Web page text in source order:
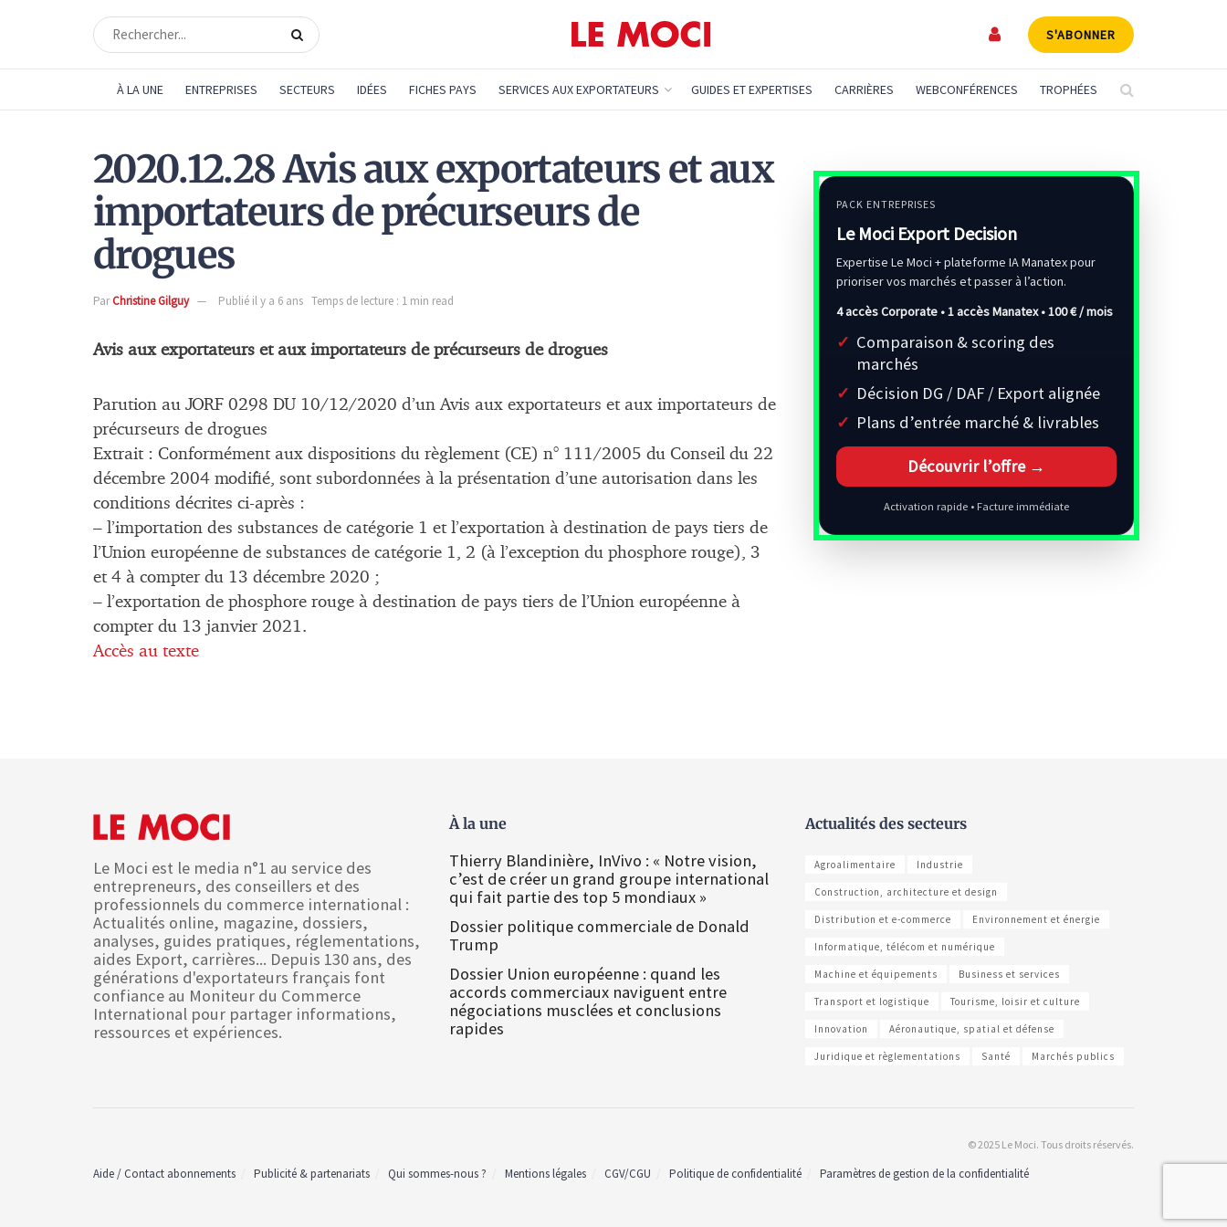
S'ABONNER
À LA UNE ENTREPRISES SECTEURS IDÉES FICHES PAYS SERVICES AUX EXPORTATEURS GUIDES ET EXPERTISES CARRIÈRES WEBCONFÉRENCES TROPHÉES
2020.12.28 Avis aux exportateurs et aux
importateurs de précurseurs de
drogues
ParChristine Gilguy Publié il y a 6 ans Temps de lecture : 1 min read
Avis aux exportateurs et aux importateurs de précurseurs de drogues
Parution au JORF 0298 DU 10/12/2020 d’un Avis aux exportateurs et aux importateurs de
précurseurs de drogues
Extrait : Conformément aux dispositions du règlement (CE) n° 111/2005 du Conseil du 22
décembre 2004 modifié, sont subordonnées à la présentation d’une autorisation dans les
conditions décrites ci-après :
– l’importation des substances de catégorie 1 et l’exportation à destination de pays tiers de
l’Union européenne de substances de catégorie 1, 2 (à l’exception du phosphore rouge), 3
et 4 à compter du 13 décembre 2020 ;
– l’exportation de phosphore rouge à destination de pays tiers de l’Union européenne à
compter du 13 janvier 2021.
Accès au texte
PACK ENTREPRISES
Le Moci Export Decision
Expertise Le Moci + plateforme IA Manatex pour
prioriser vos marchés et passer à l’action.
4 accès Corporate • 1 accès Manatex •100 € / mois
Comparaison & scoring des
marchés
Décision DG / DAF / Export alignée
Plans d’entrée marché & livrables
Découvrir l’offre →
Activation rapide • Facture immédiate
Le Moci est le media n°1 au service des
entrepreneurs, des conseillers et des
professionnels du commerce international :
Actualités online, magazine, dossiers,
analyses, guides pratiques, réglementations,
aides Export, carrières... Depuis 130 ans, des
générations d'exportateurs français font
confiance au Moniteur du Commerce
International pour partager informations,
ressources et expériences.
À la une
Thierry Blandinière, InVivo : « Notre vision,
c’est de créer un grand groupe international
qui fait partie des top 5 mondiaux »
Dossier politique commerciale de Donald
Trump
Dossier Union européenne : quand les
accords commerciaux naviguent entre
négociations musclées et conclusions
rapides
Actualités des secteurs
Agroalimentaire Industrie
Construction, architecture et design
Distribution et e-commerce Environnement et énergie
Informatique, télécom et numérique
Machine et équipements Business et services
Transport et logistique Tourisme, loisir et culture
Innovation Aéronautique, spatial et défense
Juridique et règlementations Santé Marchés publics
© 2025 Le Moci. Tous droits réservés.
Aide / Contact abonnements Publicité & partenariats Qui sommes-nous ? Mentions légales CGV/CGU Politique de confidentialité Paramètres de gestion de la confidentialité